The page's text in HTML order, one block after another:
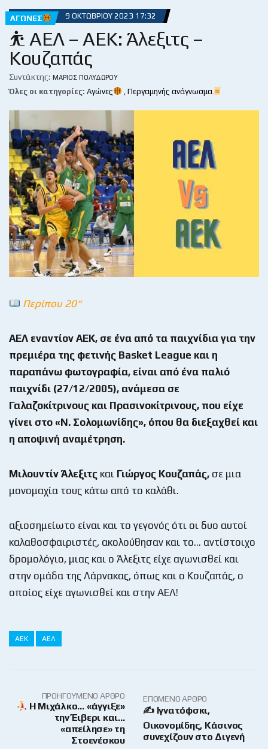
ΑΓΏΝΕΣ 9 ΟΚΤΩΒΡΊΟΥ 2023 17:32
⛹ ΑΕΛ – ΑΕΚ: Άλεξιτς –
Κουζαπάς
Συντάκτης: ΜΆΡΙΟΣ ΠΟΛΥΔΏΡΟΥ
Όλες οι κατηγορίες: Αγώνες Περγαμηνής ανάγνωσμα
Περίπου 20“
ΑΕΛ εναντίον ΑΕΚ, σε ένα από τα παιχνίδια για την
πρεμιέρα της φετινής Basket League και η
παραπάνω φωτογραφία, είναι από ένα παλιό
παιχνίδι (27/12/2005), ανάμεσα σε
Γαλαζοκίτρινους και Πρασινοκίτρινους, που είχε
γίνει στο «Ν. Σολομωνίδης», όπου θα διεξαχθεί και
η αποψινή αναμέτρηση.
Μιλουντίν Άλεξιτς και Γιώργος Κουζαπάς, σε μια
μονομαχία τους κάτω από το καλάθι.
αξιοσημείωτο είναι και το γεγονός ότι οι δυο αυτοί
καλαθοσφαιριστές, ακολούθησαν και το… αντίστοιχο
δρομολόγιο, μιας και ο Άλεξιτς είχε αγωνισθεί και
στην ομάδα της Λάρνακας, όπως και ο Κουζαπάς, ο
οποίος είχε αγωνισθεί και στην ΑΕΛ!
ΑΕΚ ΑΕΛ
ΠΡΟΗΓΟΎΜΕΝΟ ΆΡΘΡΟ
Η Μιχάλκο… «άγγιξε»
την Έιβερι και…
«απείλησε» τη
Στοενέσκου
ΕΠΌΜΕΝΟ ΆΡΘΡΟ
✍ Ιγνατόφσκι,
Οικονομίδης, Κάσινος
συνεχίζουν στο Διγενή